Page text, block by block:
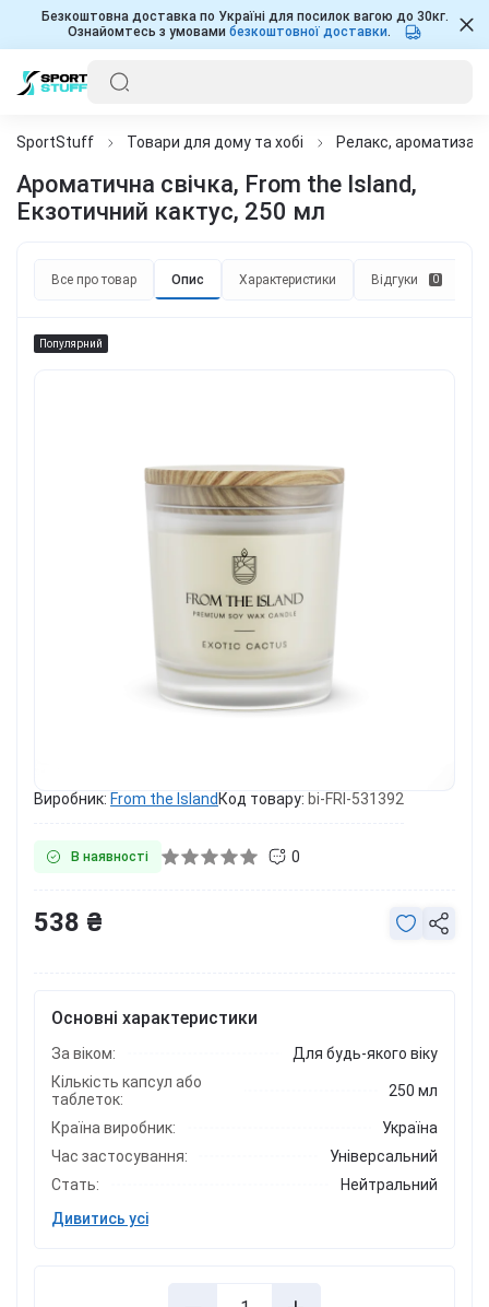
Безкоштовна доставка по Україні для посилок вагою до 30кг.
Ознайомтесь з умовами безкоштовної доставки.
SportStuff Товари для дому та хобі Релакс,
Ароматична свічка, From the Island,
Екзотичний кактус, 250 мл
Все про товар Опис Характеристики Відгуки 0
Популярний
Виробник: From the Island Код товару: bi-FRI-531392
В наявності 0
Основні характеристики
За віком:
Для будь-якого віку
Кількість капсул або
таблеток:
250 мл
Країна виробник:
Україна
Час застосування:
Універсальний
Стать:
Нейтральний
Дивитись усі
538 ₴